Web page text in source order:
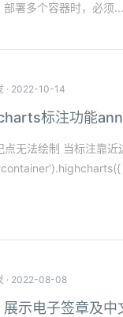
署多个容器时，必须...
· 2022-10-14
标注功能
点无法绘制 当标注靠
· 2022-08-08
示电子签章及中